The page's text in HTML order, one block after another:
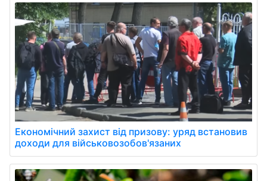
Економічний захист від призову: уряд встановив
доходи для військовозобов'язаних